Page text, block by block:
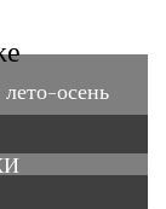
осень